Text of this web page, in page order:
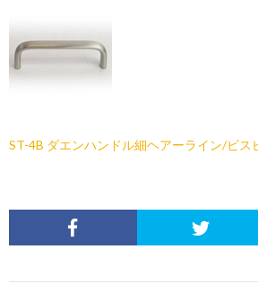
ST-4B ダエンハンドル細ヘアーライン/ビス